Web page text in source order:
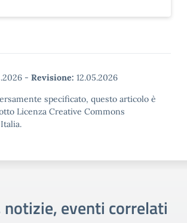
- Revisione: 12.05.2026
specificato, questo articolo è
Licenza Creative Commons
notizie, eventi correlati